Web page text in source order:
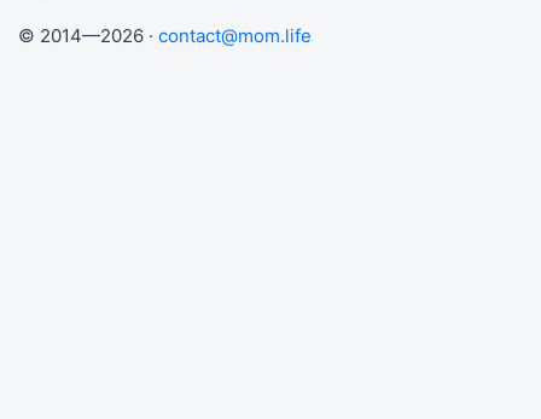
© 2014—2026 · contact@mom.life